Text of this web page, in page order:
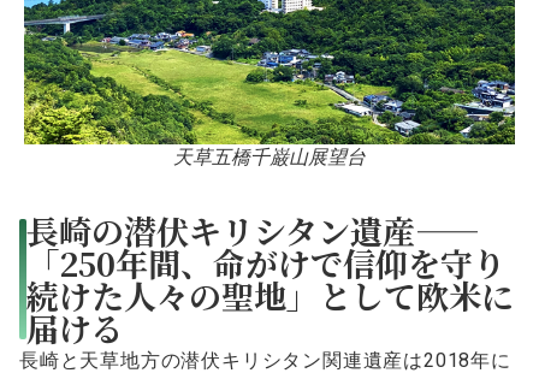
天草五橋千巌山展望台
長崎の潜伏キリシタン遺産——
「250年間、命がけで信仰を守り
続けた人々の聖地」として欧米に
届ける
長崎と天草地方の潜伏キリシタン関連遺産は2018年に